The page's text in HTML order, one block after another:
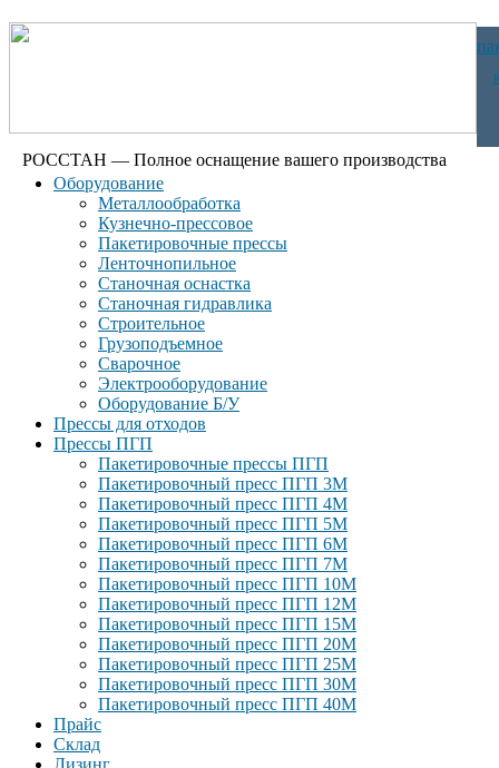
РОССТАН — Полное оснащение вашего производства
Оборудование
Металлообработка
Кузнечно-прессовое
Пакетировочные прессы
Ленточнопильное
Станочная оснастка
Станочная гидравлика
Строительное
Грузоподъемное
Сварочное
Электрооборудование
Оборудование Б/У
Прессы для отходов
Прессы ПГП
Пакетировочные прессы ПГП
Пакетировочный пресс ПГП 3М
Пакетировочный пресс ПГП 4М
Пакетировочный пресс ПГП 5М
Пакетировочный пресс ПГП 6М
Пакетировочный пресс ПГП 7М
Пакетировочный пресс ПГП 10М
Пакетировочный пресс ПГП 12М
Пакетировочный пресс ПГП 15М
Пакетировочный пресс ПГП 20М
Пакетировочный пресс ПГП 25М
Пакетировочный пресс ПГП 30М
Пакетировочный пресс ПГП 40М
Прайс
Склад
Лизинг